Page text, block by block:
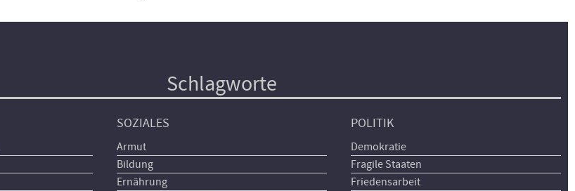
Schlagworte
SOZIALES
Armut
Bildung
Ernährung
POLITIK
Demokratie
Fragile Staaten
Friedensarbeit